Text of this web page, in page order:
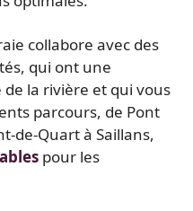
collabore avec des
qui ont une
la rivière et qui vous
parcours, de Pont
de-Quart à Saillans,
pour les